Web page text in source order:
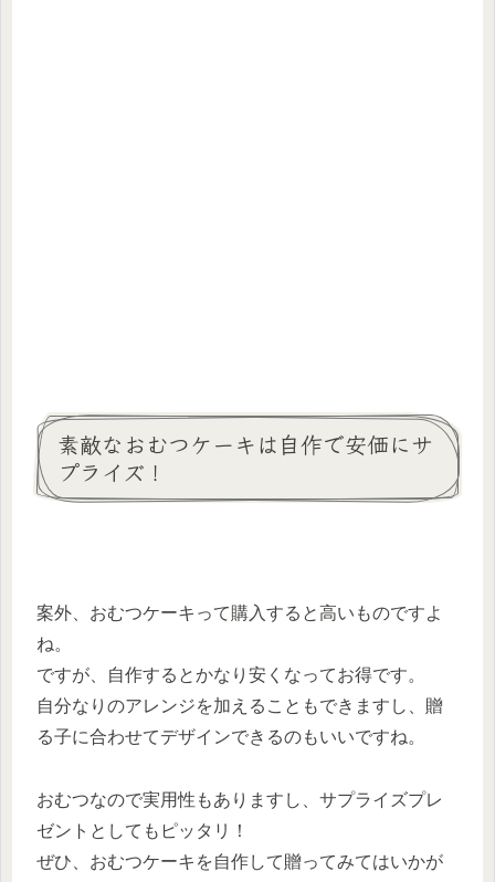
素敵なおむつケーキは自作で安価にサ
プライズ！
案外、おむつケーキって購入すると高いものですよ
ね。
ですが、自作するとかなり安くなってお得です。
自分なりのアレンジを加えることもできますし、贈
る子に合わせてデザインできるのもいいですね。
おむつなので実用性もありますし、サプライズプレ
ゼントとしてもピッタリ！
ぜひ、おむつケーキを自作して贈ってみてはいかが